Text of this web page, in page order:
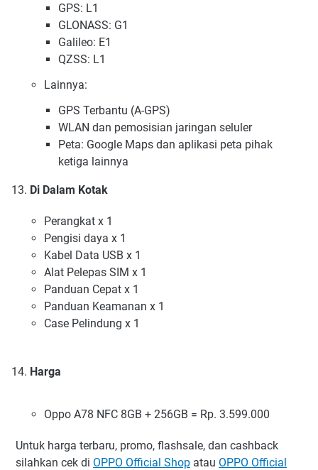
GPS: L1
GLONASS: G1
Galileo: E1
QZSS: L1
Lainnya:
GPS Terbantu (A-GPS)
WLAN dan pemosisian jaringan seluler
Peta: Google Maps dan aplikasi peta pihak
ketiga lainnya
Di Dalam Kotak
Perangkat x 1
Pengisi daya x 1
Kabel Data USB x 1
Alat Pelepas SIM x 1
Panduan Cepat x 1
Panduan Keamanan x 1
Case Pelindung x 1
Harga
Oppo A78 NFC 8GB + 256GB = Rp. 3.599.000
Untuk harga terbaru, promo, flashsale, dan cashback
silahkan cek di OPPO Official Shop atau OPPO Official